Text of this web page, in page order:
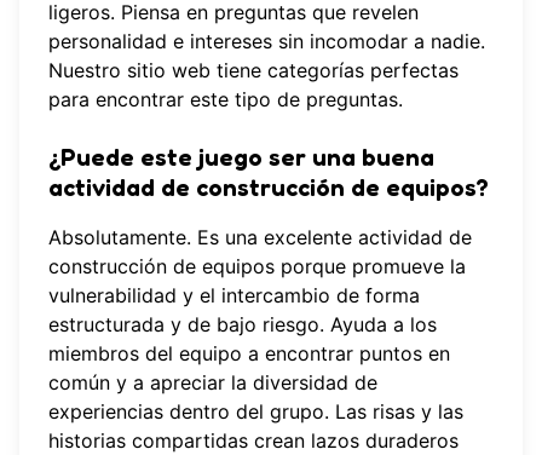
ligeros. Piensa en preguntas que revelen
personalidad e intereses sin incomodar a nadie.
Nuestro sitio web tiene categorías perfectas
para encontrar este tipo de preguntas.
¿Puede este juego ser una buena
actividad de construcción de equipos?
Absolutamente. Es una excelente actividad de
construcción de equipos porque promueve la
vulnerabilidad y el intercambio de forma
estructurada y de bajo riesgo. Ayuda a los
miembros del equipo a encontrar puntos en
común y a apreciar la diversidad de
experiencias dentro del grupo. Las risas y las
historias compartidas crean lazos duraderos